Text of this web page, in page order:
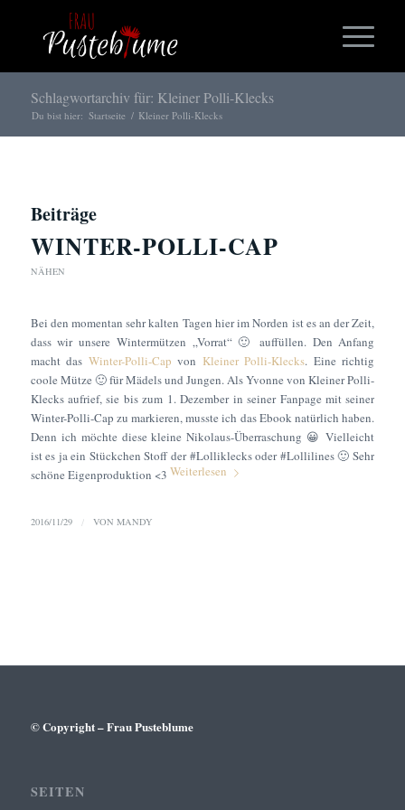
Schlagwortarchiv für: Kleiner Polli-Klecks
Du bist hier: Startseite / Kleiner Polli-Klecks
Beiträge
WINTER-POLLI-CAP
NÄHEN
Bei den momentan sehr kalten Tagen hier im Norden ist es an der Zeit,
dass wir unsere Wintermützen „Vorrat“ 🙂 auffüllen. Den Anfang
macht das Winter-Polli-Cap von Kleiner Polli-Klecks. Eine richtig
coole Mütze 🙂 für Mädels und Jungen. Als Yvonne von Kleiner Polli-
Klecks aufrief, sie bis zum 1. Dezember in seiner Fanpage mit seiner
Winter-Polli-Cap zu markieren, musste ich das Ebook natürlich haben.
Denn ich möchte diese kleine Nikolaus-Überraschung 😀 Vielleicht
ist es ja ein Stückchen Stoff der #Lolliklecks oder #Lollilines 🙂 Sehr
schöne Eigenproduktion <3 Weiterlesen
2016/11/29 / VON MANDY
© Copyright – Frau Pusteblume
SEITEN